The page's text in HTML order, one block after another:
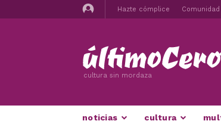
Hazte cómplice Comunidad
cultura sin mordaza
noticias cultura